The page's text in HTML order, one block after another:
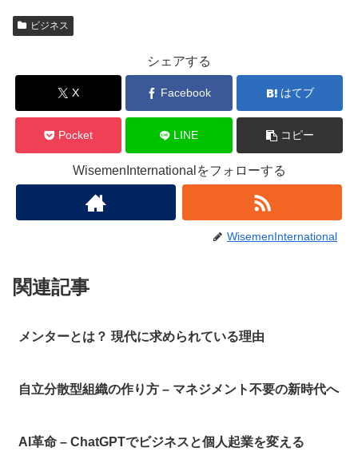
ビジネス
シェアする
X Facebook はてブ
Pocket LINE コピー
WisemenInternationalをフォローする
WisemenInternational
関連記事
メンターとは？ 現代に求められている理由
自立分散型組織の作り方 – マネジメント不要の新時代へ
AI革命 – ChatGPTでビジネスと個人起業を変える